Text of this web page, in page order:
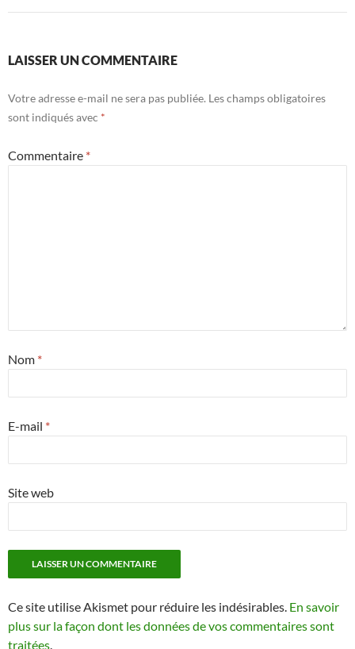
LAISSER UN COMMENTAIRE
Votre adresse e-mail ne sera pas publiée. Les champs obligatoires
sont indiqués avec *
Commentaire *
Nom *
E-mail *
Site web
Ce site utilise Akismet pour réduire les indésirables. En savoir
plus sur la façon dont les données de vos commentaires sont
traitées.